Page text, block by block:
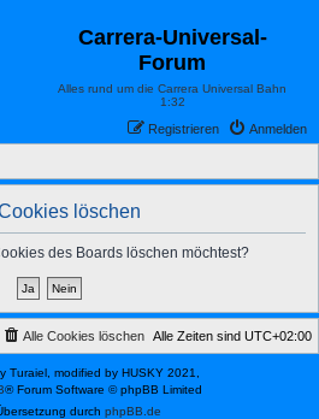
Carrera-Universal-
Forum
Alles rund um die Carrera Universal Bahn
1:32
Anmelden
Registrieren
löschen
des Boards löschen möchtest?
Alle Zeiten sind UTC+02:00
Alle Cookies löschen
Turaiel, modified by HUSKY 2021,
® Forum Software © phpBB Limited
durch phpBB.de